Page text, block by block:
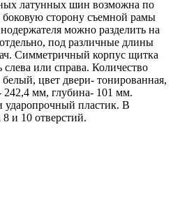
латунных шин возможна по
боковую сторону съемной рамы
можно разделить на
под различные длины
Симметричный корпус щитка
слева или справа. Количество
цвет двери- тонированная,
мм, глубина- 101 мм.
ударопрочный пластик. В
и 10 отверстий.